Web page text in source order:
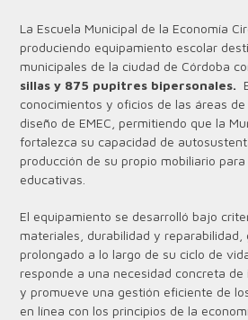
La Escuela Municipal de la Economía
produciendo equipamiento escolar
municipales de la ciudad de Córdoba
sillas y 875 pupitres bipersonales.
conocimientos y oficios de las áreas
diseño de EMEC, permitiendo que la
fortalezca su capacidad de
producción de su propio mobiliario
educativas.
El equipamiento se desarrolló bajo
materiales, durabilidad y reparabilidad,
prolongado a lo largo de su ciclo de
responde a una necesidad concreta
y promueve una gestión eficiente de
en línea con los principios de la